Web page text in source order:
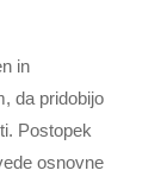
in
da pridobijo
Postopek
osnovne